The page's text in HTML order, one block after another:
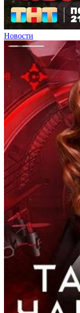
Новости